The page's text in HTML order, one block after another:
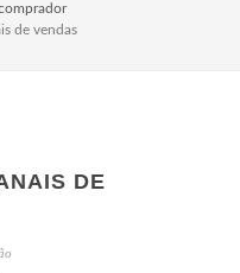
de vendas
DE